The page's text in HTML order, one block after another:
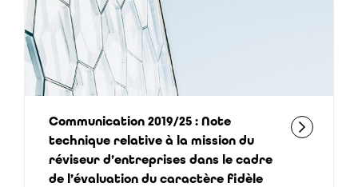
Communication 2019/25 : Note
technique relative à la mission du
réviseur d’entreprises dans le cadre
de l’évaluation du caractère fidèle